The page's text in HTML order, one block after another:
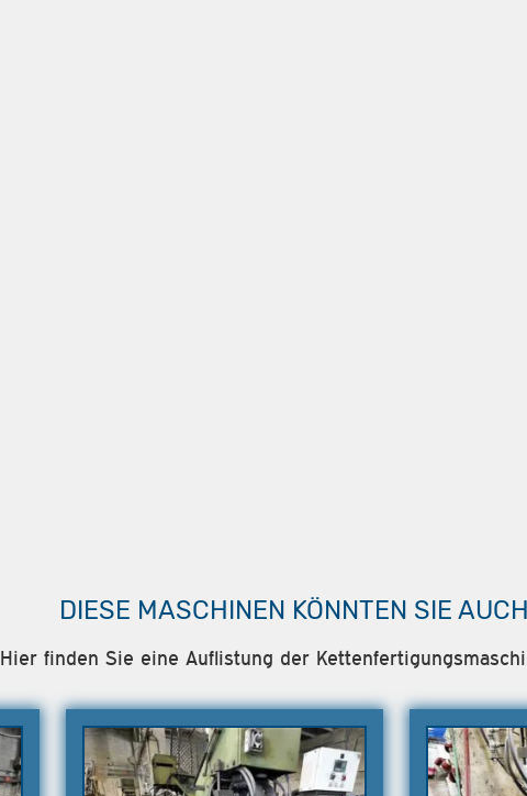
DIESE MASCHINEN KÖNNTEN SIE
Hier finden Sie eine Auflistung der